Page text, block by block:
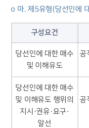
뉴
o 마. 제5유형(당선인에
구성요건
당선인에 대한 매수
및 이해유도
공
당선인에 대한 매수
및 이해유도 행위의
지시·권유·요구·
알선
공